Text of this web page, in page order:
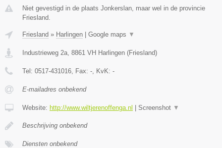
Niet gevestigd in de plaats Jonkerslan, maar wel in de provincie
Friesland.
Friesland » Harlingen | Google maps ▼
Industrieweg 2a 8861 VH Harlingen (Friesland)
Tel: 0517-431016 , Fax: - , KvK: -
E-mailadres onbekend
Website: http://www.wiltjerenoffenga.nl | Screenshot ▼
Beschrijving onbekend
Diensten onbekend